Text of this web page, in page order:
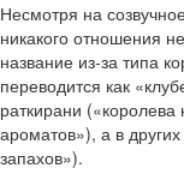
Несмотря на
никакого отношения
название из-за типа
переводится как
раткирани
ароматов»), а в
запахов»).